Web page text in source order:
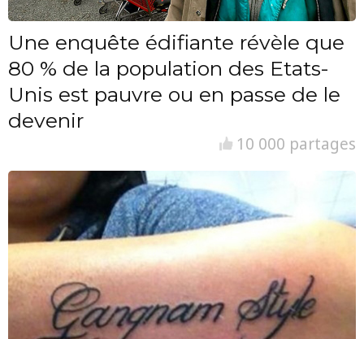
Une enquête édifiante révèle que
80 % de la population des Etats-
Unis est pauvre ou en passe de le
devenir
10 000 partages